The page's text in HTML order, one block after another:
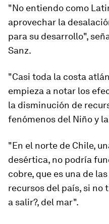
"No entiendo como
aprovechar la
para su desarrollo",
Sanz.
"Casi toda la costa
empieza a notar los
la disminución de
fenómenos del Niño y
"En el norte de Chile,
desértica, no podría
cobre, que es una de
recursos del país, si no
a salir?, del mar".